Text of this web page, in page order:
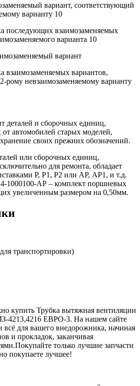
вариант, соответствующий
варианту 10
последующих взаимозаменяемых
варианта 10
вариант
взаимозаменяемых вариантов,
рому невзаимозаменяемому варианту
деталей и сборочных единиц,
автомобилей старых моделей,
своих прежних обозначений.
или сборочных единиц,
для ремонта, обладает
Р, Р1, Р2 или АР, АР1, и т.д.
1000100-АР – комплект поршневых
увеличенным размером на 0,50мм.
транспортировки)
купить Трубка вытяжная вентиляции
4213,4216 ЕВРО-3. На нашем сайте
для вашего внедорожника, начиная
и прокладок, заканчивая
только лучшие запчасти
покупаете лучшее!